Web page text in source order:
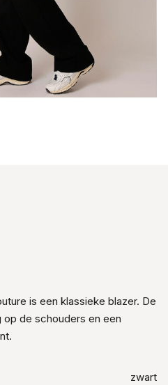
is een klassieke blazer. De
de schouders en een
zwart